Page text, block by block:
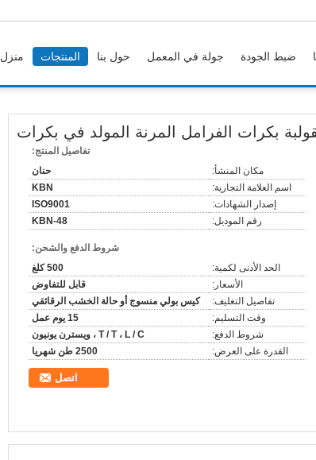
منزل المنتجات حول بنا جولة في المعمل ضبط الجودة
بكرات الفرامل المرنة المولد في بكرات
تفاصيل المنتج:
مكان المنشأ:
حنان
اسم العلامة التجارية:
KBN
إصدار الشهادات:
ISO9001
رقم الموديل:
KBN-48
شروط الدفع والشحن:
الحد الأدنى لكمية:
500 كلغ
الأسعار:
قابل للتفاوض
تفاصيل التغليف:
كيس بولي منسوج أو حالة الخشب الرقائقي
وقت التسليم:
15 يوم عمل
شروط الدفع:
T / T ، L / C ، ويسترن يونيون
القدرة على العرض:
2500 طن شهريا
اتصل